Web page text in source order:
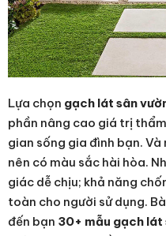
Lựa chọn gạch lát sân
phần nâng cao giá trị
gian sống gia đình bạn.
nên có màu sắc hài hòa.
giác dễ chịu; khả năng
toàn cho người sử dụng.
đến bạn 30+ mẫu gạch lát